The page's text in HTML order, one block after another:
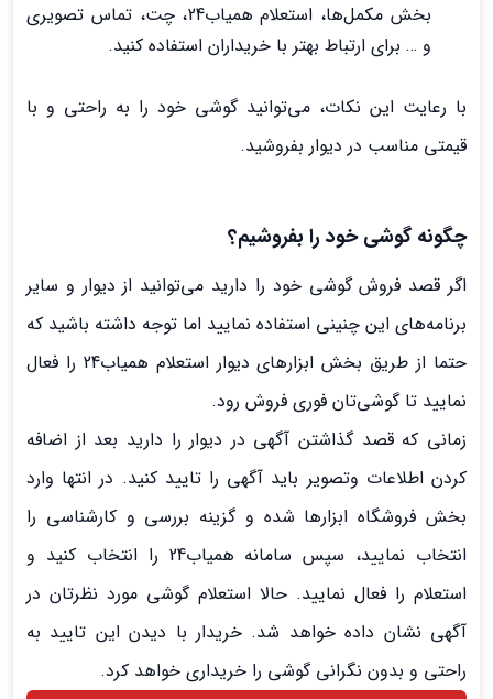
بخش مکمل‌ها، استعلام همیاب24، چت، تماس تصویری
و … برای ارتباط بهتر با خریداران استفاده کنید.
با رعایت این نکات، می‌توانید گوشی خود را به راحتی و با
قیمتی مناسب در دیوار بفروشید.
چگونه گوشی خود را بفروشیم؟
اگر قصد فروش گوشی خود را دارید می‌توانید از دیوار و سایر
برنامه‌های این چنینی استفاده نمایید اما توجه داشته باشید که
حتما از طریق بخش ابزارهای دیوار استعلام همیاب24 را فعال
نمایید تا گوشی‌تان فوری فروش رود.
زمانی که قصد گذاشتن آگهی در دیوار را دارید بعد از اضافه
کردن اطلاعات وتصویر باید آگهی را تایید کنید. در انتها وارد
بخش فروشگاه ابزارها شده و گزینه بررسی و کارشناسی را
انتخاب نمایید، سپس سامانه همیاب24 را انتخاب کنید و
استعلام را فعال نمایید. حالا استعلام گوشی مورد نظرتان در
آگهی نشان داده خواهد شد. خریدار با دیدن این تایید به
راحتی و بدون نگرانی گوشی را خریداری خواهد کرد.